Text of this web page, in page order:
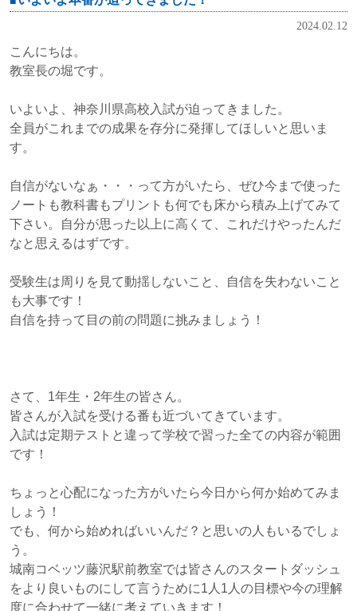
2024.02.12
こんにちは。
教室長の堀です。
いよいよ、神奈川県高校入試が迫ってきました。
全員がこれまでの成果を存分に発揮してほしいと思いま
す。
自信がないなぁ・・・って方がいたら、ぜひ今まで使った
ノートも教科書もプリントも何でも床から積み上げてみて
下さい。自分が思った以上に高くて、これだけやったんだ
なと思えるはずです。
受験生は周りを見て動揺しないこと、自信を失わないこと
も大事です！
自信を持って目の前の問題に挑みましょう！
さて、1年生・2年生の皆さん。
皆さんが入試を受ける番も近づいてきています。
入試は定期テストと違って学校で習った全ての内容が範囲
です！
ちょっと心配になった方がいたら今日から何か始めてみま
しょう！
でも、何から始めればいいんだ？と思いの人もいるでしょ
う。
城南コベッツ藤沢駅前教室では皆さんのスタートダッシュ
をより良いものにして言うために1人1人の目標や今の理解
度に合わせて一緒に考えていきます！